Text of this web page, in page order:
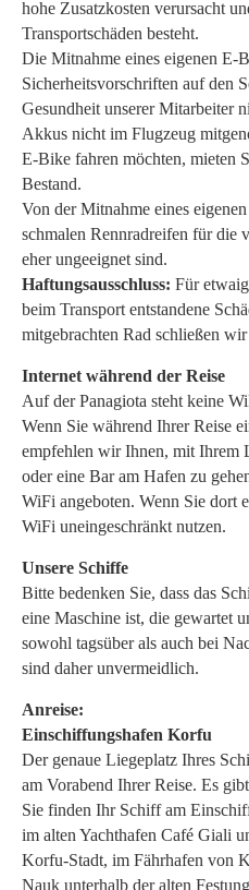
hohe Zusatzkosten verursacht
Transportschäden besteht.
Die Mitnahme eines eigenen E-
Sicherheitsvorschriften auf den
Gesundheit unserer Mitarbeiter
Akkus nicht im Flugzeug
E-Bike fahren möchten, mieten
Bestand.
Von der Mitnahme eines
schmalen Rennradreifen für die
eher ungeeignet sind.
Haftungsausschluss: Für
beim Transport entstandene
mitgebrachten Rad schließen
Internet während der Reise
Auf der Panagiota steht keine
Wenn Sie während Ihrer Reise
empfehlen wir Ihnen, mit Ihrem
oder eine Bar am Hafen zu
WiFi angeboten. Wenn Sie dort
WiFi uneingeschränkt nutzen.
Unsere Schiffe
Bitte bedenken Sie, dass das
eine Maschine ist, die gewartet
sowohl tagsüber als auch bei
sind daher unvermeidlich.
Anreise:
Einschiffungshafen Korfu
Der genaue Liegeplatz Ihres
am Vorabend Ihrer Reise. Es
Sie finden Ihr Schiff am
im alten Yachthafen Café Giali
Korfu-Stadt, im Fährhafen von
Nauk unterhalb der alten